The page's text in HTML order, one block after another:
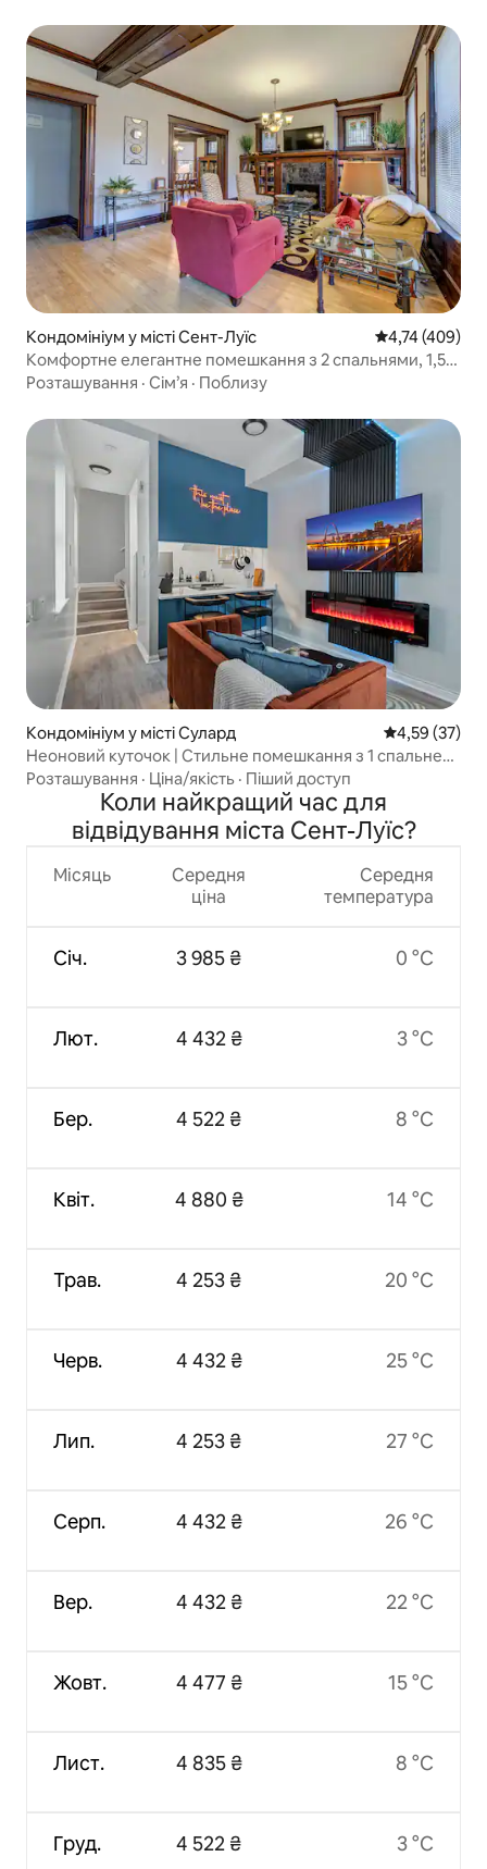
Кондомініум у місті Сент-Луїс Середня
4,74 (409)
Комфортне елегантне помешкання з 2 спальнями, 1,5
бати, розташоване в центрі міста.
Розташування · Сім’я · Поблизу
Кондомініум у місті Сулард Середня
4,59 (37)
Неоновий куточок | Стильне помешкання з 1 спальнею
в районі Сулар
Розташування · Ціна/якість · Піший доступ
Коли найкращий час для
відвідування міста Сент-Луїс?
Місяць
Січ.
Лют.
Бер.
Квіт.
Трав.
Черв.
Лип.
Серп.
Вер.
Жовт.
Лист.
Груд.
Середня
ціна
3 985 ₴
4 432 ₴
4 522 ₴
4 880 ₴
4 253 ₴
4 432 ₴
4 253 ₴
4 432 ₴
4 432 ₴
4 477 ₴
4 835 ₴
4 522 ₴
Середня
температура
0 °C
3 °C
8 °C
14 °C
20 °C
25 °C
27 °C
26 °C
22 °C
15 °C
8 °C
3 °C